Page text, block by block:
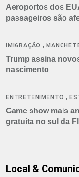
Aeroportos dos
passageiros são
IMIGRAÇÃO ,
Trump assina
nascimento
ENTRETENIMENTO ,
Game show mais
gratuita no sul da
Local &